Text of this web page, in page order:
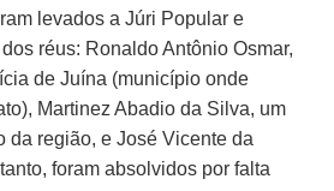
levados a Júri Popular e
réus: Ronaldo Antônio Osmar,
de Juína (município onde
Martinez Abadio da Silva, um
da região, e José Vicente da
foram absolvidos por falta